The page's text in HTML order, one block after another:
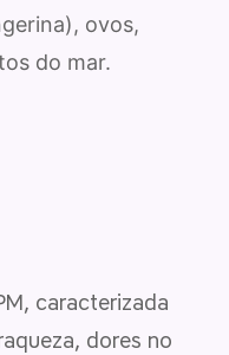
ovos,
do mar.
caracterizada
dores no